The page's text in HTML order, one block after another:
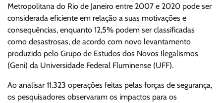
Metropolitana do Rio de Janeiro entre 2007 e 2020 pode ser
considerada eficiente em relação a suas motivações e
consequências, enquanto 12,5% podem ser classificadas
como desastrosas, de acordo com novo levantamento
produzido pelo Grupo de Estudos dos Novos Ilegalismos
(Geni) da Universidade Federal Fluminense (UFF).
Ao analisar 11.323 operações feitas pelas forças de segurança,
os pesquisadores observaram os impactos para os